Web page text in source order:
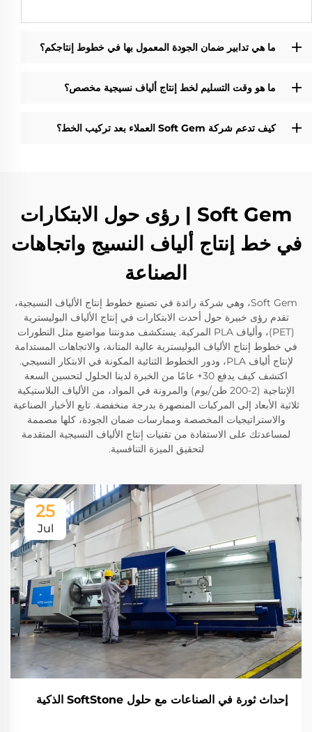
ما هي تدابير ضمان الجودة المعمول بها في خطوط إنتاجكم؟
ما هو وقت التسليم لخط إنتاج ألياف نسيجية مخصص؟
كيف تدعم شركة Soft Gem العملاء بعد تركيب الخط؟
Soft Gem | رؤى حول الابتكارات
في خط إنتاج ألياف النسيج واتجاهات
الصناعة
Soft Gem، وهي شركة رائدة في تصنيع خطوط إنتاج الألياف النسيجية،
تقدم رؤى خبيرة حول أحدث الابتكارات في إنتاج الألياف البوليسترية
(PET)، وألياف PLA المركبة. يستكشف مدونتنا مواضيع مثل التطورات
في خطوط إنتاج الألياف البوليسترية عالية المتانة، والاتجاهات المستدامة
لإنتاج ألياف PLA، ودور الخطوط الثنائية المكونة في الابتكار النسيجي.
اكتشف كيف يدفع 30+ عامًا من الخبرة لدينا الحلول لتحسين السعة
الإنتاجية (2-200 طن/يوم) والمرونة في المواد، من الألياف البلاستيكية
ثلاثية الأبعاد إلى المركبات المنصهرة بدرجة منخفضة. تابع الأخبار الصناعية
والاستراتيجيات المخصصة وممارسات ضمان الجودة، كلها مصممة
لمساعدتك على الاستفادة من تقنيات إنتاج الألياف النسيجية المتقدمة
لتحقيق الميزة التنافسية.
25
Jul
إحداث ثورة في الصناعات مع حلول SoftStone الذكية